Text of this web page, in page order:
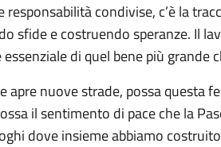
condivise, c’è la
sfide e costruendo speranze. Il
di quel bene più grande
apre nuove strade, possa questa
il sentimento di pace che la
dove insieme abbiamo